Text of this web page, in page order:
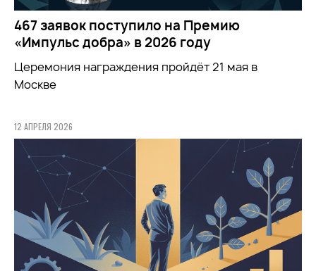
467 заявок поступило на Премию
«Импульс добра» в 2026 году
Церемония награждения пройдёт 21 мая в
Москве
12 АПРЕЛЯ 2026